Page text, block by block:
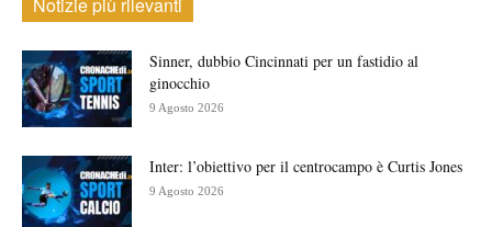
Sinner, dubbio Cincinnati per un fastidio al
ginocchio
9 Agosto 2026
Inter: l’obiettivo per il centrocampo è Curtis Jones
9 Agosto 2026